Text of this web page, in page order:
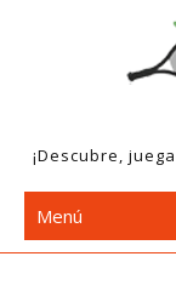
¡Descubre,
Menú